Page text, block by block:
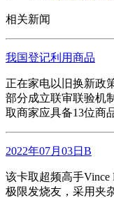
相关新闻
我国登记利用商品
正在家电以旧换新政
部分成立联审联验机
取商家应具备13位商
2022年07月03日B
该卡取超频高手
极限发烧友，采用夹